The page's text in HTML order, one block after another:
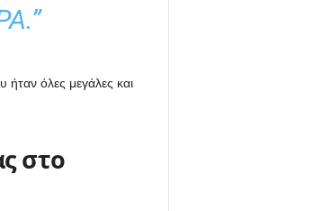
όλες μεγάλες και
στο